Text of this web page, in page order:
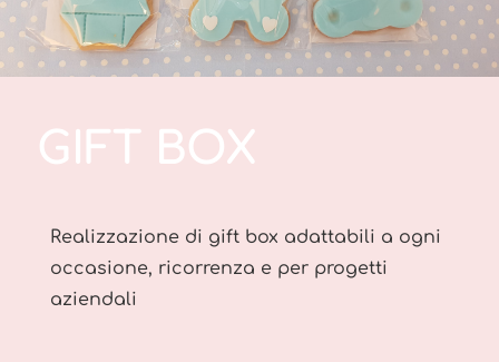
GIFT BOX
Realizzazione di gift box adattabili a ogni
occasione, ricorrenza e per progetti
aziendali